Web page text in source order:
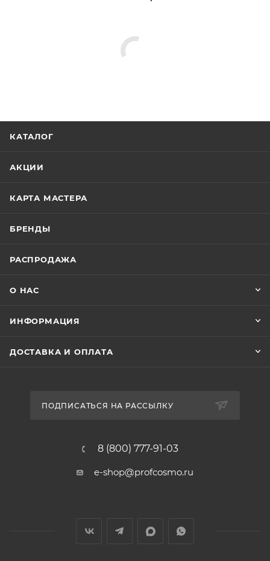
КАТАЛОГ
АКЦИИ
КАРТА МАСТЕРА
БРЕНДЫ
РАСПРОДАЖА
О НАС
ИНФОРМАЦИЯ
ДОСТАВКА И ОПЛАТА
ПОДПИСАТЬСЯ НА РАССЫЛКУ
8 (800) 777-91-03
e-shop@profcosmo.ru